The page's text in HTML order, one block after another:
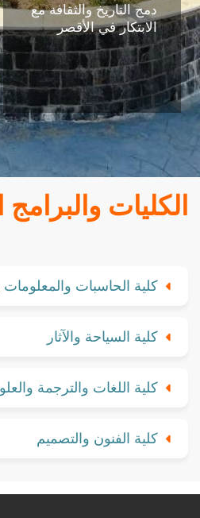
دمج التاريخ والثقافة مع
الابتكار في الأقصر
الكليات والبرامج
كلية الحاسبات والمعلومات
كلية السياحة والآثار
كلية اللغات والترجمة
كلية الفنون والتصميم